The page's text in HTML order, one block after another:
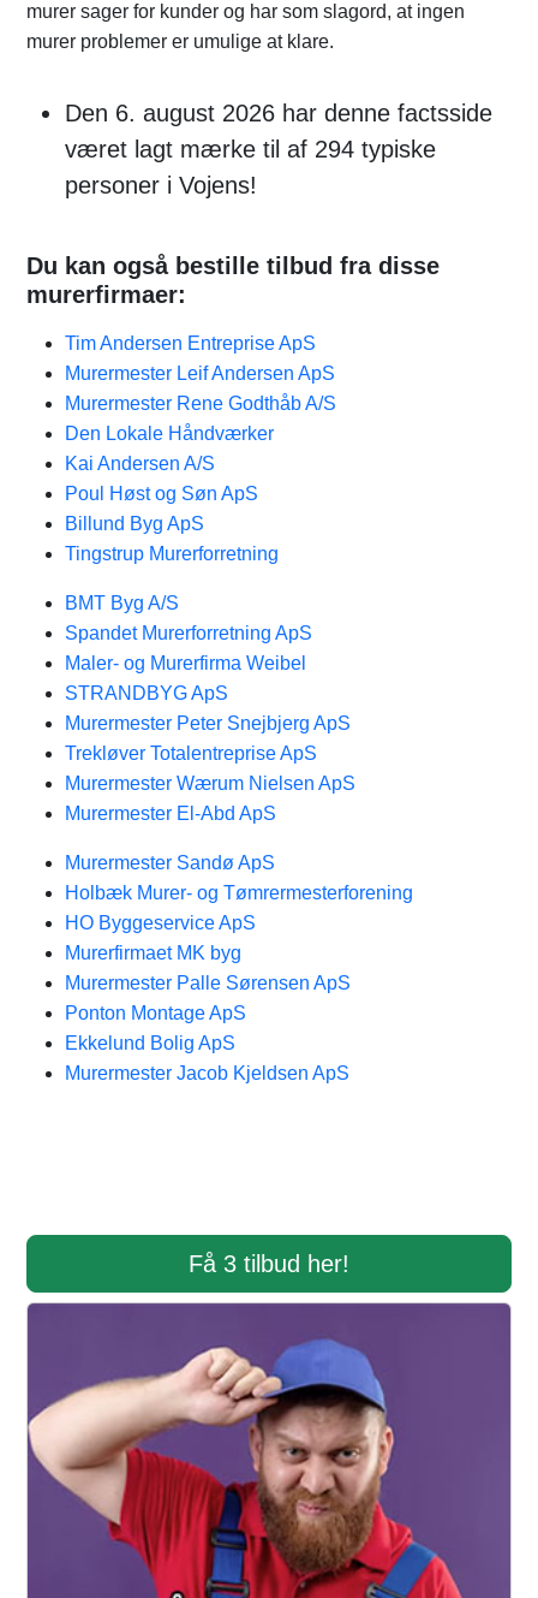
murer sager for kunder og har som slagord, at ingen
murer problemer er umulige at klare.
Den 6. august 2026 har denne factsside
været lagt mærke til af 294 typiske
personer i Vojens!
Du kan også bestille tilbud fra disse
murerfirmaer:
Tim Andersen Entreprise ApS
Murermester Leif Andersen ApS
Murermester Rene Godthåb A/S
Den Lokale Håndværker
Kai Andersen A/S
Poul Høst og Søn ApS
Billund Byg ApS
Tingstrup Murerforretning
BMT Byg A/S
Spandet Murerforretning ApS
Maler- og Murerfirma Weibel
STRANDBYG ApS
Murermester Peter Snejbjerg ApS
Trekløver Totalentreprise ApS
Murermester Wærum Nielsen ApS
Murermester El-Abd ApS
Murermester Sandø ApS
Holbæk Murer- og Tømrermesterforening
HO Byggeservice ApS
Murerfirmaet MK byg
Murermester Palle Sørensen ApS
Ponton Montage ApS
Ekkelund Bolig ApS
Murermester Jacob Kjeldsen ApS
Få 3 tilbud her!